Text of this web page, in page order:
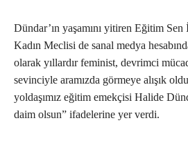
Dündar’ın yaşamını yitiren Eğitim
Kadın Meclisi de sanal medya
olarak yıllardır feminist, devrimci
sevinciyle aramızda görmeye alışık
yoldaşımız eğitim emekçisi Halide
daim olsun” ifadelerine yer verdi.